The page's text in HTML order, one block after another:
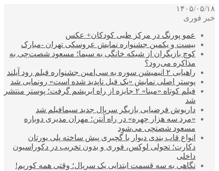
۱۴۰۵/۰۵/۱۸
خبر فوری
عمو پورنگ در مرکز طبی کودکان+ عکس
بیست و یکمین جشنواره نمایش عروسکی تهران -مبارک
کوچ بازیگران از شبکه خانگی به سیما؛ مسعود شصت‌چی به
مذاکره می‌رود؟
راهیابی ۲ انیمیشن سوره به سی‌امین جشنواره فیلم رود آیلند
پوستر اصلی نمایش «یک فیل ناپدید شده است» رونمایی شد
فیلم کوتاه «مینا» ۲ جایزه از راه ابریشم گرفت؛ پوستر منتشر
شد
داریوش فرضیایی بازیگر سریال جدید سیمافیلم شد
«مرد سه هزار چهره» در راه آنتن؛ مهران مدیری دوباره
مسعود شصتچی می‌شود
انواع قاب بندی دیوار با گچبری پیش ساخته پلی یورتان
دکارت؛ تحولی لوکس، فوری و بدون تخریب در دکوراسیون
داخلی
نگاهی به سه قسمت ابتدایی یک سریال؛ وقتی همه کوریم!